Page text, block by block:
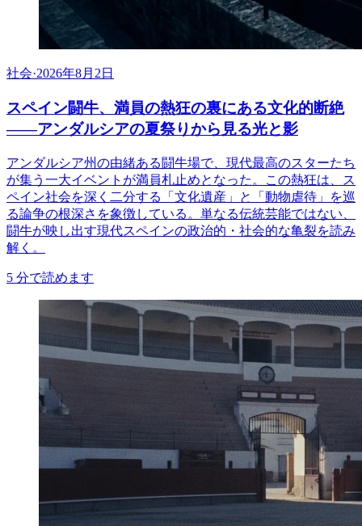
社会·2026年8月2日
スペイン闘牛、満員の熱狂の裏にある文化的断絶
――アンダルシアの夏祭りから見る光と影
アンダルシア州の由緒ある闘牛場で、現代最高のスターたち
が集う一大イベントが満員札止めとなった。この熱狂は、ス
ペイン社会を深く二分する「文化遺産」と「動物虐待」を巡
る論争の根深さを象徴している。単なる伝統芸能ではない、
闘牛が映し出す現代スペインの政治的・社会的な亀裂を読み
解く。
5 分で読めます